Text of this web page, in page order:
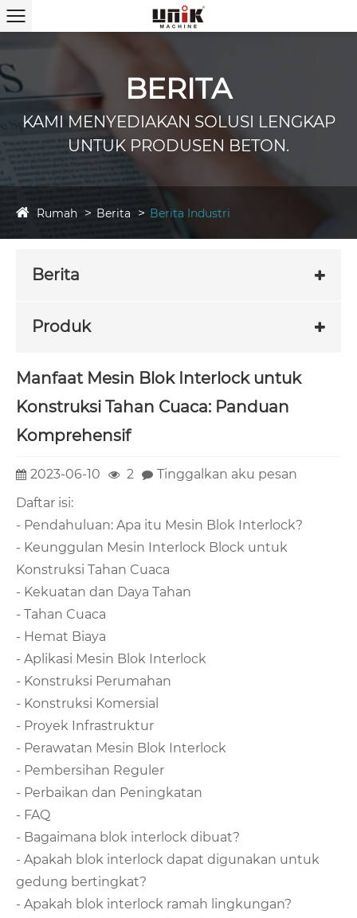
BERITA
KAMI MENYEDIAKAN SOLUSI LENGKAP
UNTUK PRODUSEN BETON.
Rumah Berita Berita Industri
Berita
Produk
Manfaat Mesin Blok Interlock untuk
Konstruksi Tahan Cuaca: Panduan
Komprehensif
2023-06-10 2
Tinggalkan aku pesan
Daftar isi:
- Pendahuluan: Apa itu Mesin Blok Interlock?
- Keunggulan Mesin Interlock Block untuk
Konstruksi Tahan Cuaca
- Kekuatan dan Daya Tahan
- Tahan Cuaca
- Hemat Biaya
- Aplikasi Mesin Blok Interlock
- Konstruksi Perumahan
- Konstruksi Komersial
- Proyek Infrastruktur
- Perawatan Mesin Blok Interlock
- Pembersihan Reguler
- Perbaikan dan Peningkatan
- FAQ
- Bagaimana blok interlock dibuat?
- Apakah blok interlock dapat digunakan untuk
gedung bertingkat?
- Apakah blok interlock ramah lingkungan?